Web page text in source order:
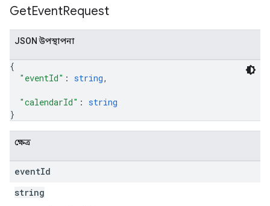
GetEventRequest
JSON উপস্থাপনা
{
"eventId" : string,
"calendarId" : string
}
ক্ষেত্র
eventId
string